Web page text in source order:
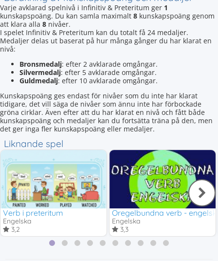
Varje avklarad spelnivå i Infinitiv & Preteritum ger 1
kunskapspoäng. Du kan samla maximalt 8 kunskapspoäng genom
att klara alla 8 nivåer.
I spelet Infinitiv & Preteritum kan du totalt få 24 medaljer.
Medaljer delas ut baserat på hur många gånger du har klarat en
nivå:
Bronsmedalj: efter 2 avklarade omgångar.
Silvermedalj: efter 5 avklarade omgångar.
Guldmedalj: efter 10 avklarade omgångar.
Kunskapspoäng ges endast för nivåer som du inte har klarat
tidigare, det vill säga de nivåer som ännu inte har förbockade
gröna cirklar. Även efter att du har klarat en nivå och fått både
kunskapspoäng och medaljer kan du fortsätta träna på den, men
det ger inga fler kunskapspoäng eller medaljer.
Liknande spel
Verb i preteritum
Engelska
3,2
Oregelbundna verb -
Engelska
3,3